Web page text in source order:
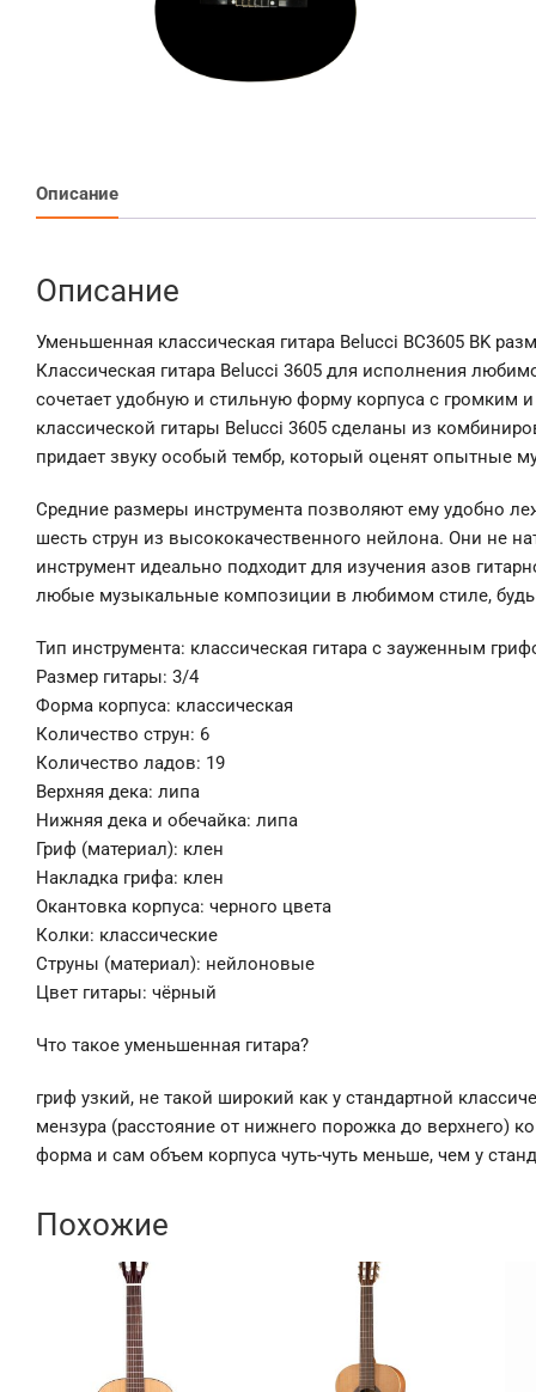
Описание
Описание
Уменьшенная классическая гитара Belucci BC3605 BK
Классическая гитара Belucci 3605 для исполнения
сочетает удобную и стильную форму корпуса с
классической гитары Belucci 3605 сделаны из
придает звуку особый тембр, который оценят опытные
Средние размеры инструмента позволяют ему удобно
шесть струн из высококачественного нейлона. Они не
инструмент идеально подходит для изучения азов
любые музыкальные композиции в любимом стиле, будь
Тип инструмента: классическая гитара с зауженным
Размер гитары: 3/4
Форма корпуса: классическая
Количество струн: 6
Количество ладов: 19
Верхняя дека: липа
Нижняя дека и обечайка: липа
Гриф (материал): клен
Накладка грифа: клен
Окантовка корпуса: черного цвета
Колки: классические
Струны (материал): нейлоновые
Цвет гитары: чёрный
Что такое уменьшенная гитара?
гриф узкий, не такой широкий как у стандартной
мензура (расстояние от нижнего порожка до верхнего)
форма и сам объем корпуса чуть-чуть меньше, чем у
Похожие